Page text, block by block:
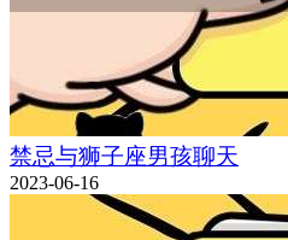
禁忌与狮子座男孩聊天
2023-06-16